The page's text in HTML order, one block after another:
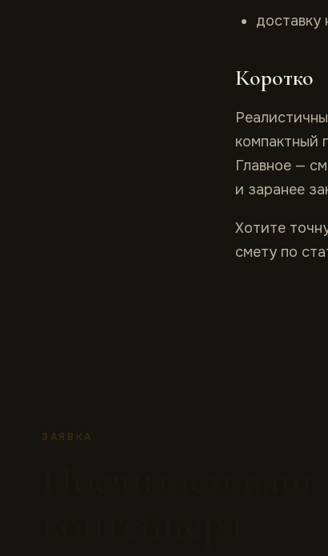
доставку
Коротко
компактный
Главное —
и заранее
Хотите
смету по
ЗАЯВКА